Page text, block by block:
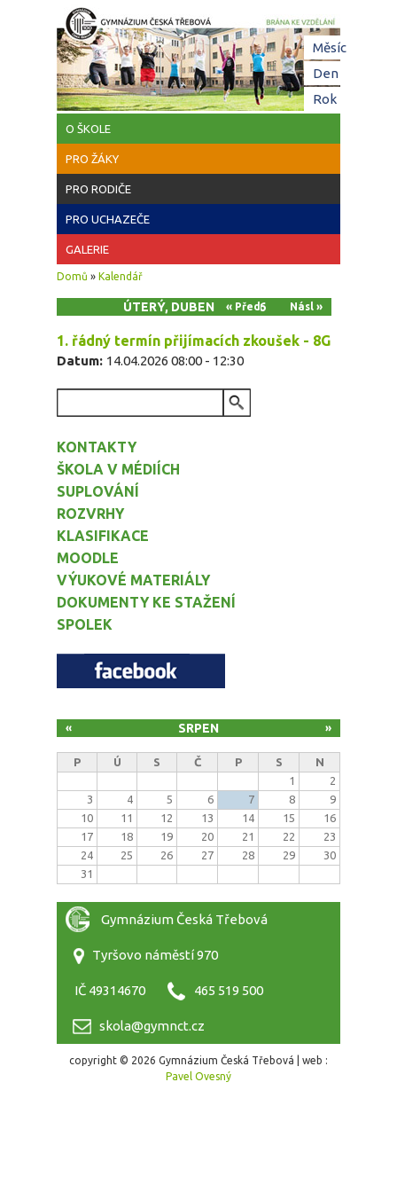
Přejít k hlavnímu obsahu
O ŠKOLE
PRO ŽÁKY
PRO RODIČE
PRO UCHAZEČE
GALERIE
Jste zde
Domů » Kalendář
ÚTERÝ, DUBEN 14, 2026
« Před Násl »
1. řádný termín přijímacích zkoušek - 8G
Datum: 14.04.2026 08:00 - 12:30
KONTAKTY
ŠKOLA V MÉDIÍCH
SUPLOVÁNÍ
ROZVRHY
KLASIFIKACE
MOODLE
VÝUKOVÉ MATERIÁLY
DOKUMENTY KE STAŽENÍ
SPOLEK
SRPEN
« »
P Ú S Č P S
N
1
2
3
4 5 6 7 8
9
10
11 12 13 14 15
16
17
18 19 20 21 22
23
24
25 26 27 28 29
30
31
Gymnázium Česká Třebová
Tyršovo náměstí 970
IČ 49314670 465 519 500
skola@gymnct.cz
copyright © 2026 Gymnázium Česká Třebová | web :
Pavel Ovesný
Měsíc
Den(aktivní
Rok